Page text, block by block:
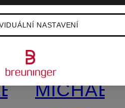
MICHAEL
NASTAVENÍ